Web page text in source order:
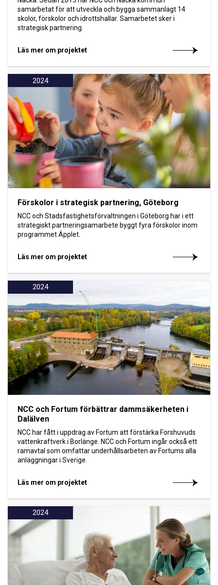
samarbetat för att utveckla och bygga sammanlagt 14
skolor, förskolor och idrottshallar. Samarbetet sker i
strategisk partnering.
Läs mer om projektet
2024
Förskolor i strategisk partnering, Göteborg
NCC och Stadsfastighetsförvaltningen i Göteborg har i ett
strategiskt partneringsamarbete byggt fyra förskolor inom
programmet Äpplet.
Läs mer om projektet
2024
NCC och Fortum förbättrar dammsäkerheten i
Dalälven
NCC har fått i uppdrag av Fortum att förstärka Forshuvuds
vattenkraftverk i Borlänge. NCC och Fortum ingår också ett
ramavtal som omfattar underhållsarbeten av Fortums alla
anläggningar i Sverige.
Läs mer om projektet
2024